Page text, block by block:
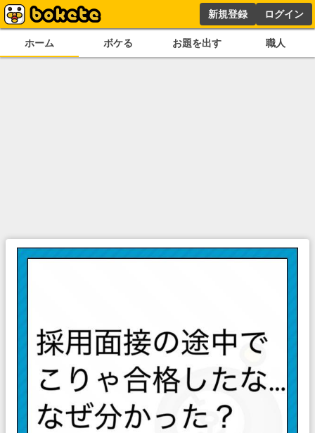
新規登録 ログイン
ホーム ボケる お題を出す 職人